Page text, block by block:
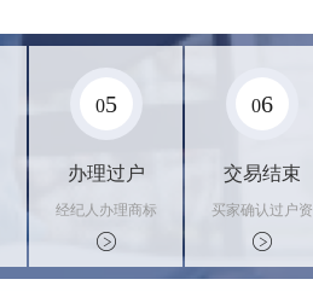
05
办理过户
经纪人办理商标
转让手续，交付
相关证书
06
交易结束
买家确认过户资
料后，平台解冻
资金支付卖家